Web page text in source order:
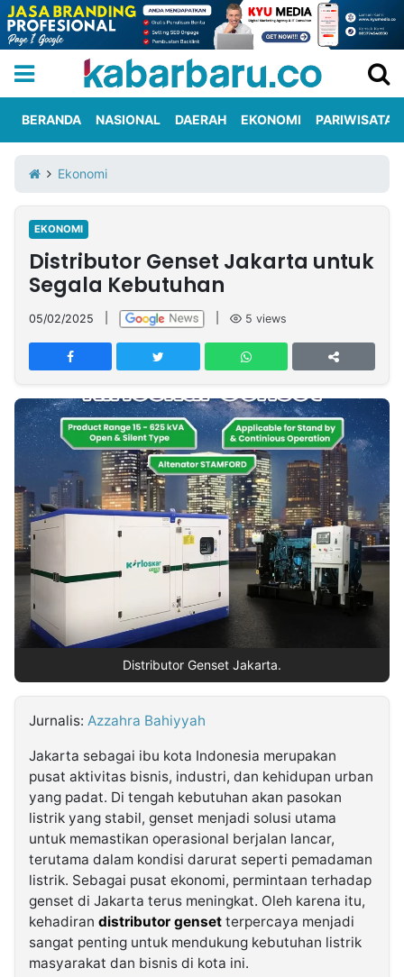
Iklan
Berita
Kami
Nasional
International
Olahraga
Entertainment
Daerah
Pariwisata
Kuliner
Kolom
Network
PT
TREETAN
MULTIMEDIA
INDONESIA
Partner
Insight
NTB
Suara
Time
Lens
IDN
Daily
Jogja
Jalan
Rakyat
Idealita
News
Kita
Notice
Dinamikapost.com
Radar
Baru
Seedbacklink
Kabarbaru
Kabarbaru.co
2026
Kabarbaru
Media
Holding
BERANDA NASIONAL DAERAH EKONOMI PARIWISATA
Ekonomi
EKONOMI
Distributor Genset Jakarta untuk
Segala Kebutuhan
05/02/2025 5 views
Distributor Genset Jakarta.
Jurnalis: Azzahra Bahiyyah
Jakarta sebagai ibu kota Indonesia merupakan
pusat aktivitas bisnis, industri, dan kehidupan urban
yang padat. Di tengah kebutuhan akan pasokan
listrik yang stabil, genset menjadi solusi utama
untuk memastikan operasional berjalan lancar,
terutama dalam kondisi darurat seperti pemadaman
listrik. Sebagai pusat ekonomi, permintaan terhadap
genset di Jakarta terus meningkat. Oleh karena itu,
kehadiran distributor genset terpercaya menjadi
sangat penting untuk mendukung kebutuhan listrik
masyarakat dan bisnis di kota ini.